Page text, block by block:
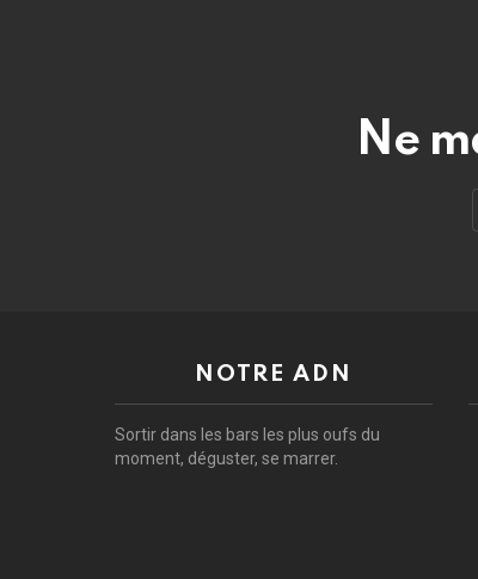
Ne
NOTRE ADN
Sortir dans les bars les plus oufs du
moment, déguster, se marrer.